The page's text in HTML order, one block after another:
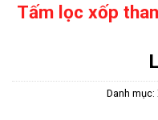
Tấm lọc xốp
Danh mục: